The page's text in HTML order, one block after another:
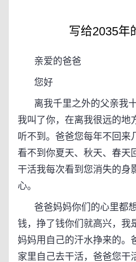
写给2035年
亲爱的爸爸
您好
离我千里之外的父亲我十
我叫了你，在离我很远的地
听不到。爸爸您每年不回来
看不到你夏天、秋天、春天
干活我每次看到您消失的身
心。
爸爸妈妈你们的心里都
钱，挣了钱你们就高兴，我
妈妈用自己的汗水挣来的。
家里自己去干活，爸爸您干